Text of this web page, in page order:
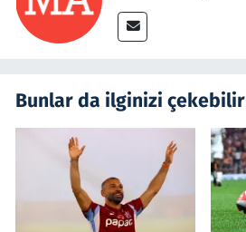
Bunlar da ilginizi çekebilir